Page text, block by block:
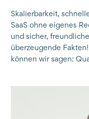
Skalierbarkeit,
SaaS ohne eigenes
und sicher,
überzeugende
können wir sagen: